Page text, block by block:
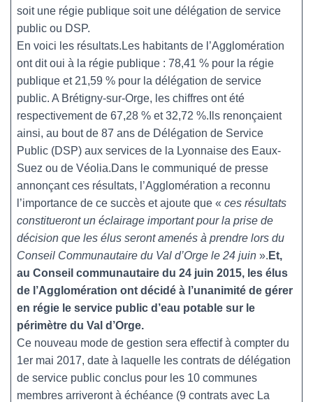
soit une régie publique soit une délégation de service
public ou DSP.
En voici les résultats.Les habitants de l’Agglomération
ont dit oui à la régie publique : 78,41 % pour la régie
publique et 21,59 % pour la délégation de service
public. A Brétigny-sur-Orge, les chiffres ont été
respectivement de 67,28 % et 32,72 %.Ils renonçaient
ainsi, au bout de 87 ans de Délégation de Service
Public (DSP) aux services de la Lyonnaise des Eaux-
Suez ou de Véolia.Dans le communiqué de presse
annonçant ces résultats, l’Agglomération a reconnu
l’importance de ce succès et ajoute que « ces résultats
constitueront un éclairage important pour la prise de
décision que les élus seront amenés à prendre lors du
Conseil Communautaire du Val d’Orge le 24 juin ». Et,
au Conseil communautaire du 24 juin 2015, les élus
de l’Agglomération ont décidé à l’unanimité de gérer
en régie le service public d’eau potable sur le
périmètre du Val d’Orge.
Ce nouveau mode de gestion sera effectif à compter du
1er mai 2017, date à laquelle les contrats de délégation
de service public conclus pour les 10 communes
membres arriveront à échéance (9 contrats avec La